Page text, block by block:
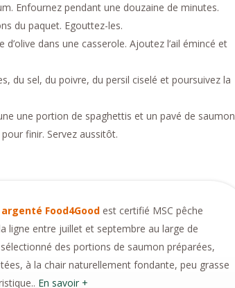
Enfournez pendant une douzaine de minutes.
du paquet. Egouttez-les.
d’olive dans une casserole. Ajoutez l’ail émincé et
du sel, du poivre, du persil ciselé et poursuivez la
une portion de spaghettis et un pavé de saumon
finir. Servez aussitôt.
Food4Good est certifié MSC pêche
ligne entre juillet et septembre au large de
sélectionné des portions de saumon préparées,
à la chair naturellement fondante, peu grasse
En savoir +